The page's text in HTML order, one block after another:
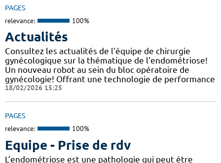
PAGES
relevance: 100%
Actualités
Consultez les actualités de l'équipe de chirurgie
gynécologique sur la thématique de l'endométriose!
Un nouveau robot au sein du bloc opératoire de
gynécologie! Offrant une technologie de performance
18/02/2026 15:25
PAGES
relevance: 100%
Equipe - Prise de rdv
L’endométriose est une pathologie qui peut être